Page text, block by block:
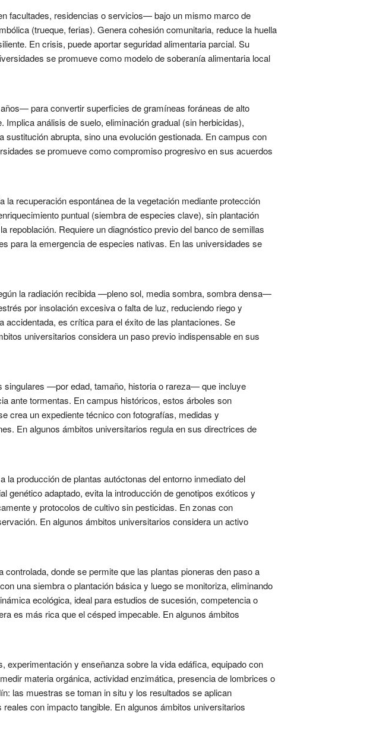
facultades, residencias o servicios— bajo un mismo marco de
(trueque, ferias). Genera cohesión comunitaria, reduce la huella
En crisis, puede aportar seguridad alimentaria parcial. Su
se promueve como modelo de soberanía alimentaria local
para convertir superficies de gramíneas foráneas de alto
análisis de suelo, eliminación gradual (sin herbicidas),
abrupta, sino una evolución gestionada. En campus con
se promueve como compromiso progresivo en sus acuerdos
recuperación espontánea de la vegetación mediante protección
puntual (siembra de especies clave), sin plantación
Requiere un diagnóstico previo del banco de semillas
para la emergencia de especies nativas. En las universidades se
la radiación recibida —pleno sol, media sombra, sombra densa—
por insolación excesiva o falta de luz, reduciendo riego y
es crítica para el éxito de las plantaciones. Se
universitarios considera un paso previo indispensable en sus
singulares —por edad, tamaño, historia o rareza— que incluye
ante tormentas. En campus históricos, estos árboles son
crea un expediente técnico con fotografías, medidas y
En algunos ámbitos universitarios regula en sus directrices de
producción de plantas autóctonas del entorno inmediato del
genético adaptado, evita la introducción de genotipos exóticos y
y protocolos de cultivo sin pesticidas. En zonas con
En algunos ámbitos universitarios considera un activo
donde se permite que las plantas pioneras den paso a
una siembra o plantación básica y luego se monitoriza, eliminando
ecológica, ideal para estudios de sucesión, competencia o
es más rica que el césped impecable. En algunos ámbitos
y enseñanza sobre la vida edáfica, equipado con
materia orgánica, actividad enzimática, presencia de lombrices o
las muestras se toman in situ y los resultados se aplican
con impacto tangible. En algunos ámbitos universitarios